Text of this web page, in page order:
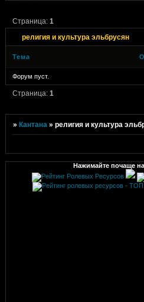
религия и культура эльбрусян
Страница:1
Тема
Форум пуст.
Страница:1
»Кантана »религия и культура
Нажимайте почаще